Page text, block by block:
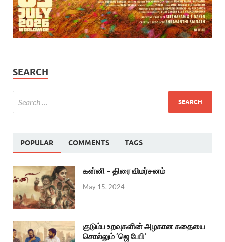
SEARCH
POPULAR COMMENTS TAGS
கன்னி – திரை விமர்சனம்
May 15, 2024
குடும்ப உறவுகளின் அழகான கதையை
சொல்லும் ‘ஜெ பேபி’